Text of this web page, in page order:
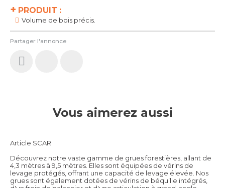
+ PRODUIT :
Volume de bois précis.
Partager l'annonce
Vous aimerez aussi
Article SCAR
Découvrez notre vaste gamme de grues forestières, allant de
4,3 mètres à 9,5 mètres. Elles sont équipées de vérins de
levage protégés, offrant une capacité de levage élevée. Nos
grues sont également dotées de vérins de béquille intégrés,